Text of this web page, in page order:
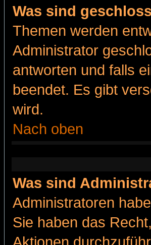
Was sind
Themen werden
Administrator
antworten und falls
beendet. Es gibt
wird.
Nach oben
Was sind
Administratoren
Sie haben das